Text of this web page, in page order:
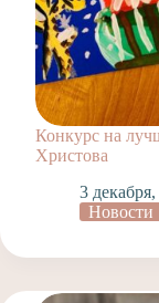
Конкурс на
Христова
3
Новости